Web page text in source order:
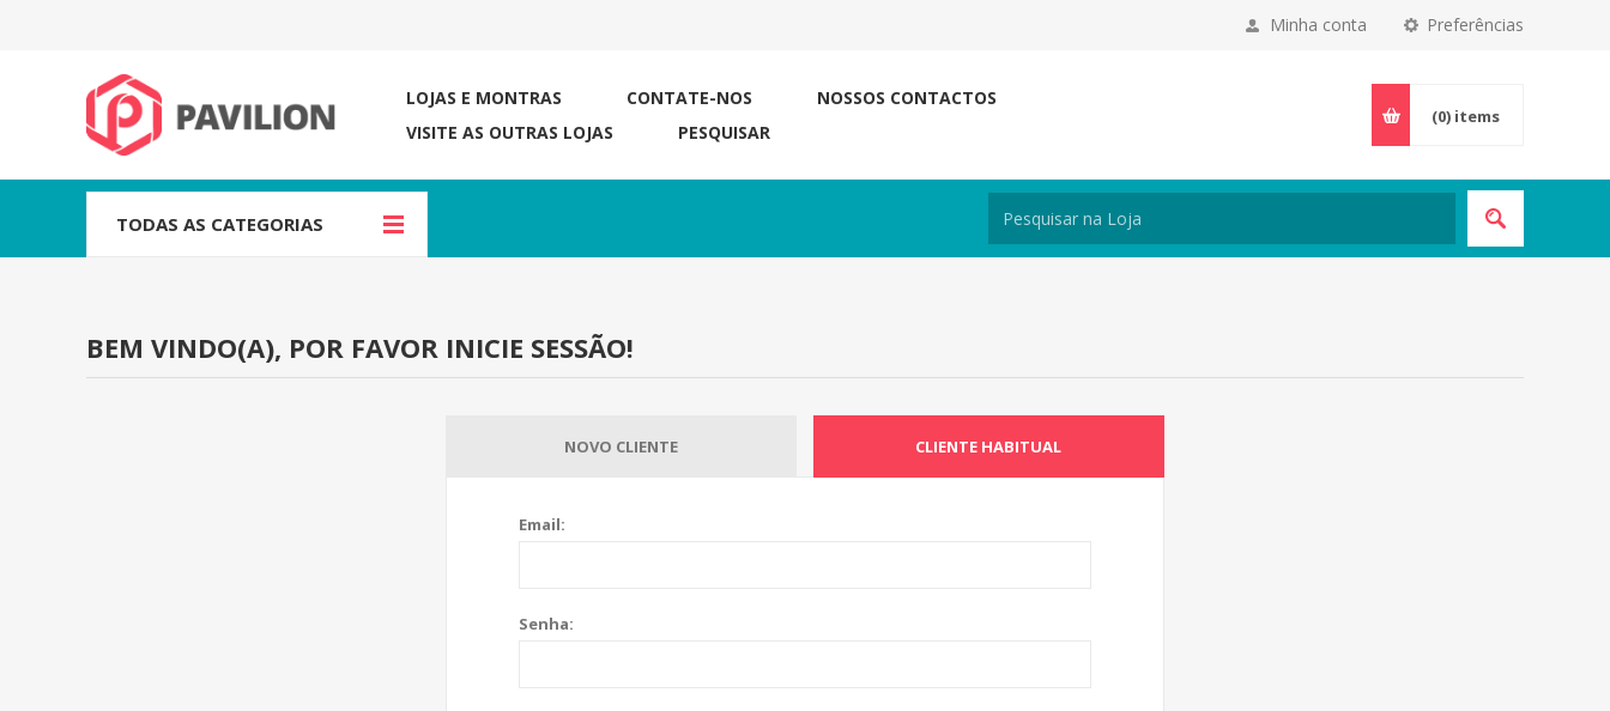
Preferências
Minha conta
LOJAS E MONTRAS CONTATE-NOS
NOSSOS CONTACTOS
VISITE AS OUTRAS LOJAS
PESQUISAR
(0) items
TODAS AS CATEGORIAS
BEM VINDO(A), POR FAVOR INICIE SESSÃO!
NOVO CLIENTE CLIENTE HABITUAL
Email:
Senha: